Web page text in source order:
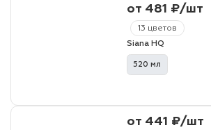
13 цветов
от 481 ₽/шт
Siana HQ
520 мл
от 441 ₽/шт